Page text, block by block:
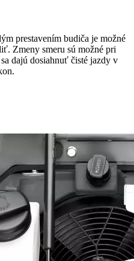
prestavením budiča je možné
Zmeny smeru sú možné pri
dajú dosiahnuť čisté jazdy v